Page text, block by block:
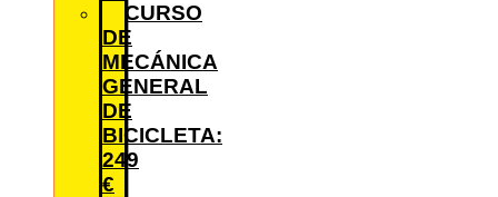
CURSO
DE
MECÁNICA
GENERAL
DE
BICICLETA:
249
€